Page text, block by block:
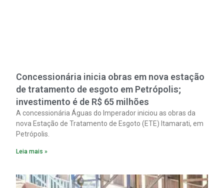
Concessionária inicia obras em nova estação
de tratamento de esgoto em Petrópolis;
investimento é de R$ 65 milhões
A concessionária Águas do Imperador iniciou as obras da
nova Estação de Tratamento de Esgoto (ETE) Itamarati, em
Petrópolis.
Leia mais »